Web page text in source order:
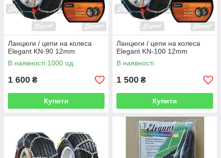
Ланцюги / цепи на колеса
Elegant KN-90 12mm
В наявності 1000 од.
1 600 ₴
Купити
Ланцюги / цепи на колеса
Elegant KN-100 12mm
В наявності
1 500 ₴
Купити